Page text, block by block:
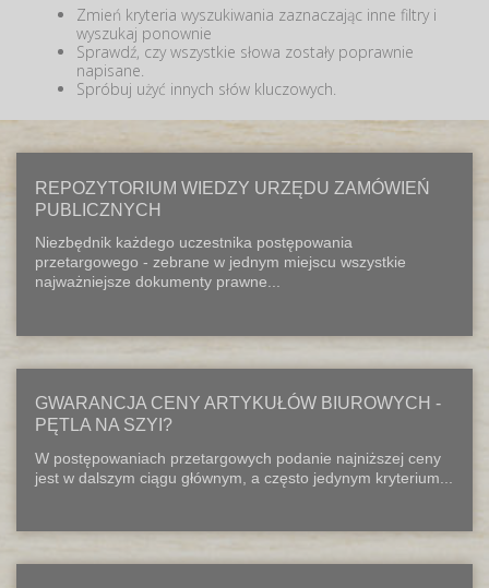
Zmień kryteria wyszukiwania zaznaczając inne filtry i
wyszukaj ponownie
Sprawdź, czy wszystkie słowa zostały poprawnie
napisane.
Spróbuj użyć innych słów kluczowych.
REPOZYTORIUM WIEDZY URZĘDU ZAMÓWIEŃ
PUBLICZNYCH
Niezbędnik każdego uczestnika postępowania
przetargowego - zebrane w jednym miejscu wszystkie
najważniejsze dokumenty prawne...
GWARANCJA CENY ARTYKUŁÓW BIUROWYCH -
PĘTLA NA SZYI?
W postępowaniach przetargowych podanie najniższej ceny
jest w dalszym ciągu głównym, a często jedynym kryterium...
W przypadku użytkowników zalogowanych, ważna jest Państwa
wcześniejsza zgoda której udzieliliście podczas zakładania
konta. Każda Państwa zgoda jest dobrowolna i można ją w
dowolnym momencie wycofać.
Klauzula Informacyjna (rozwiń)